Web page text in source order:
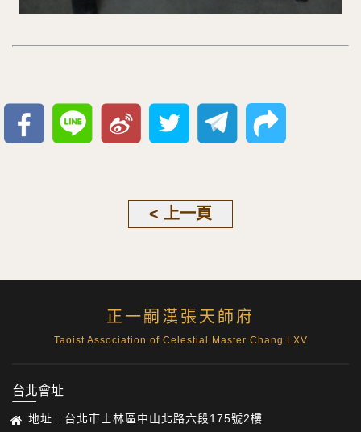
< 上一頁
正一嗣漢張天師府
Taoist Association of Celestial Master Chang LXV
台北會址
地址 : 台北市士林區中山北路六段175號2樓